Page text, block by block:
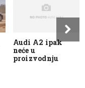
Audi A2 ipak
neće u
proizvodnju